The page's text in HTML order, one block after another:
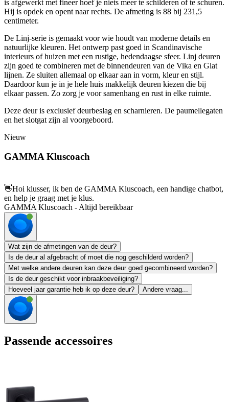
is afgewerkt met fineer hoef je niets meer te schilderen of te schuren.
Hij is opdek en opent naar rechts. De afmeting is 88 bij 231,5
centimeter.
De Linj-serie is gemaakt voor wie houdt van moderne details en
natuurlijke kleuren. Het ontwerp past goed in Scandinavische
interieurs of huizen met een rustige, hedendaagse sfeer. Linj deuren
zijn goed te combineren met de binnendeuren van de Vika en Glat
lijnen. Ze sluiten allemaal op elkaar aan in vorm, kleur en stijl.
Daardoor kun je in je hele huis makkelijk deuren kiezen die bij
elkaar passen. Zo zorg je voor samenhang en rust in elke ruimte.
Deze deur is exclusief deurbeslag en scharnieren. De paumellegaten
en het slotgat zijn al voorgeboord.
Nieuw
GAMMA Kluscoach
👋Hoi klusser, ik ben de GAMMA Kluscoach, een handige chatbot,
en help je graag met je klus.
GAMMA Kluscoach - Altijd bereikbaar
Wat zijn de afmetingen van de deur?
Is de deur al afgebracht of moet die nog geschilderd worden?
Met welke andere deuren kan deze deur goed gecombineerd worden?
Is de deur geschikt voor inbraakbeveiliging?
Hoeveel jaar garantie heb ik op deze deur?
Andere vraag...
Passende accessoires